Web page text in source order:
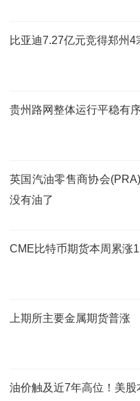
比亚迪7.27亿元竞得郑州
贵州路网整体运行平稳有
英国汽油零售商协会
没有油了
CME比特币期货本周累涨
上期所主要金属期货普涨
油价触及近7年高位！美股